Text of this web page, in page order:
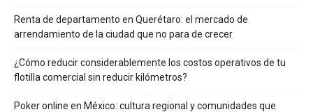
Renta de departamento en Querétaro: el mercado de
arrendamiento de la ciudad que no para de crecer
¿Cómo reducir considerablemente los costos operativos de tu
flotilla comercial sin reducir kilómetros?
Poker online en México: cultura regional y comunidades que